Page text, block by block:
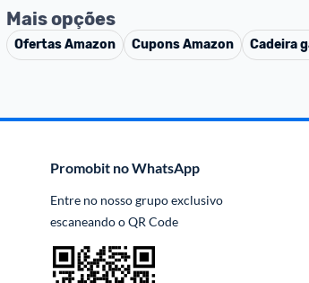
Mais opções
OfertasAmazon CuponsAmazon Cadeira
Promobit no WhatsApp
Entre no nosso grupo exclusivo
escaneando o QR Code